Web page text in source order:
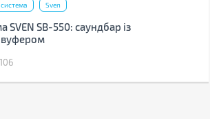
Sven
SVEN SB-550: саундбар із
106